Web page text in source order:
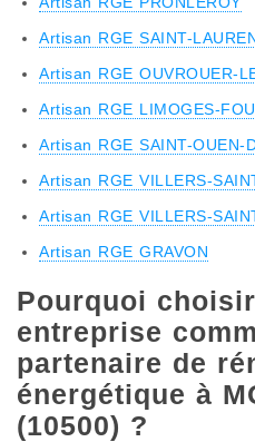
Artisan RGE SAINT-
Artisan RGE OUVROUER-
Artisan RGE LIMOGES-
Artisan RGE SAINT-OUEN-
Artisan RGE VILLERS-
Artisan RGE VILLERS-
Artisan RGE GRAVON
Pourquoi
entreprise
partenaire de
énergétique à
(10500) ?